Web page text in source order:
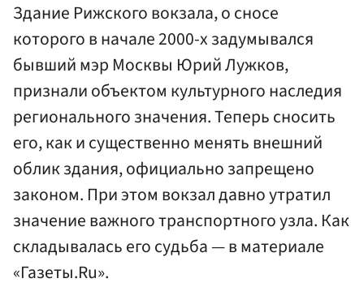
Здание Рижского вокзала, о сносе
которого в начале 2000-х задумывался
бывший мэр Москвы Юрий Лужков,
признали объектом культурного наследия
регионального значения. Теперь сносить
его, как и существенно менять внешний
облик здания, официально запрещено
законом. При этом вокзал давно утратил
значение важного транспортного узла. Как
складывалась его судьба — в материале
«Газеты.Ru».